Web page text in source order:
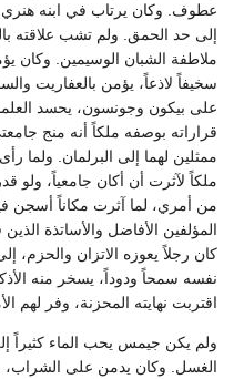
عطوف. وكان يرتاب في ابنه هنري
إلى حد الحمق. ولم تشب علاقته
ملاطفة الشبان الوسيمين. وكان
سخيفاً لاذعاً، يؤمن بالعفاريت
على بيكون وجونسون، يحسد
قراراته بوصفه ملكاً أنه منج
ممثلين لهما إلى البرلمان. ولما
ملكاً لآثرت أن أكان جامعياً، ولو
من أمري، لما آثرت مكاناً أسجن
كان رجلاً يعوزه الاتزان والحزم،
نفسه سمحاً ودوداً، يسخر منه
اقتربت نهايته المحزنة، وفر لهم
ولم يكن جيمس يحب الماء كثيراً
الغسل. وكان يدمن على